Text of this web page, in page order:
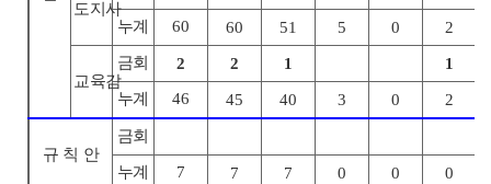
도지사
누계
60 60 51 5 0 2
교육감
금회 2 2 1
1
누계
46 45 40 3 0 2
규 칙 안
금회
누계 7 7 7 0 0 0